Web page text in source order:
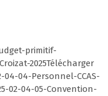
primitif-
2025Télécharger
04-04-Personnel-CCAS-
02-04-05-Convention-